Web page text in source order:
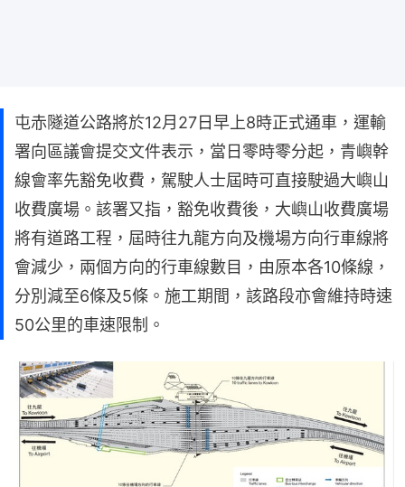
屯赤隧道公路將於12月27日早上8時正式通車，運輸
署向區議會提交文件表示，當日零時零分起，青嶼幹
線會率先豁免收費，駕駛人士屆時可直接駛過大嶼山
收費廣場。該署又指，豁免收費後，大嶼山收費廣場
將有道路工程，屆時往九龍方向及機場方向行車線將
會減少，兩個方向的行車線數目，由原本各10條線，
分別減至6條及5條。施工期間，該路段亦會維持時速
50公里的車速限制。